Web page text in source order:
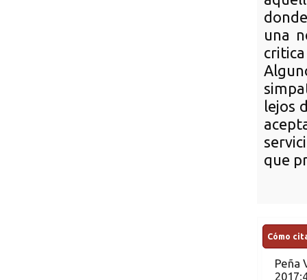
una
lejos
que
Cómo
Peña